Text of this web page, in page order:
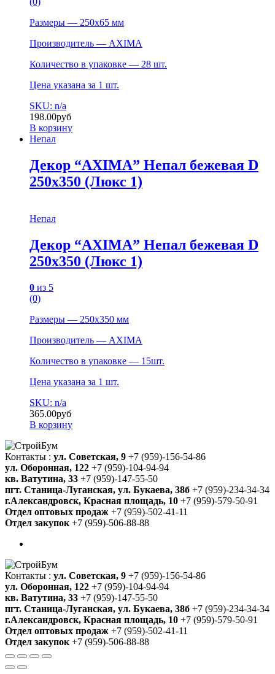
Размеры — 250х65 мм
Производитель — AXIMA
Количество в упаковке — 28 шт.
Цена указана за 1 шт.
SKU: n/a
198.00руб
В корзину
Непал
Декор “AXIMA” Непал бежевая D
250х350 (Люкс 1)
Непал
Декор “AXIMA” Непал бежевая D
250х350 (Люкс 1)
0 из 5
(0)
Размеры — 250х350 мм
Производитель — AXIMA
Количество в упаковке — 15шт.
Цена указана за 1 шт.
SKU: n/a
365.00руб
В корзину
Контакты : ул. Советская, 9 +7 (959)-156-54-86
ул. Оборонная, 122 +7 (959)-104-94-94
кв. Ватутина, 33 +7 (959)-147-55-50
пгт. Станица-Луганская, ул. Букаева, 38б +7 (959)-234-34-34
г.Александровск, Красная площадь, 10 +7 (959)-579-50-91
Отдел оптовых продаж +7 (959)-502-41-11
Отдел закупок +7 (959)-506-88-88
Контакты : ул. Советская, 9 +7 (959)-156-54-86
ул. Оборонная, 122 +7 (959)-104-94-94
кв. Ватутина, 33 +7 (959)-147-55-50
пгт. Станица-Луганская, ул. Букаева, 38б +7 (959)-234-34-34
г.Александровск, Красная площадь, 10 +7 (959)-579-50-91
Отдел оптовых продаж +7 (959)-502-41-11
Отдел закупок +7 (959)-506-88-88